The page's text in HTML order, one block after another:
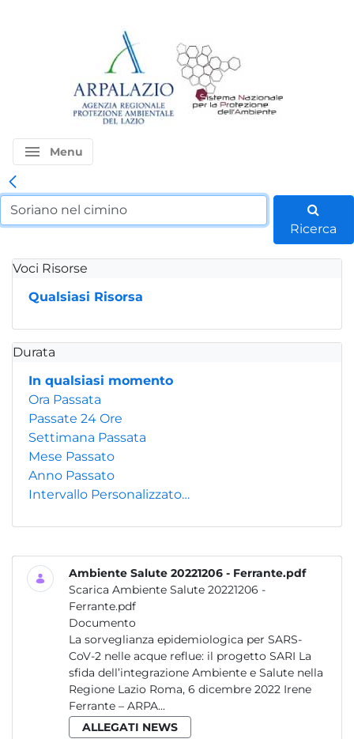
menu Menu
Ricerca
Voci Risorse
Qualsiasi Risorsa
Durata
In qualsiasi momento
Ora Passata
Passate 24 Ore
Settimana Passata
Mese Passato
Anno Passato
Intervallo Personalizzato…
Ambiente Salute 20221206 - Ferrante.pdf
Scarica Ambiente Salute 20221206 -
Ferrante.pdf
Documento
La sorveglianza epidemiologica per SARS-
CoV-2 nelle acque reflue: il progetto SARI La
sfida dell’integrazione Ambiente e Salute nella
Regione Lazio Roma, 6 dicembre 2022 Irene
Ferrante – ARPA...
ALLEGATI NEWS